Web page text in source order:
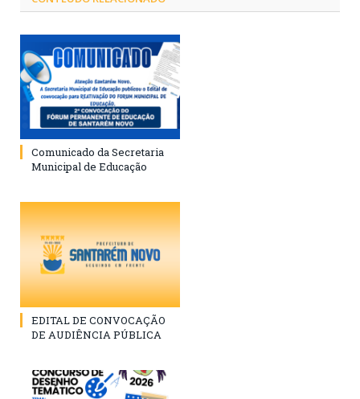
Comunicado da Secretaria
Municipal de Educação
EDITAL DE CONVOCAÇÃO
DE AUDIÊNCIA PÚBLICA